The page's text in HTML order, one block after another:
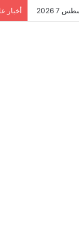
7 2026 أخبار